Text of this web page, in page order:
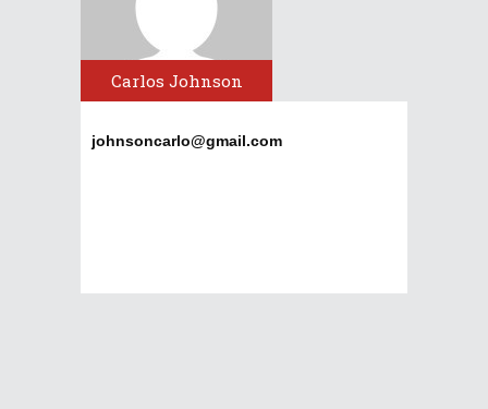
Carlos Johnson
johnsoncarlo@gmail.com